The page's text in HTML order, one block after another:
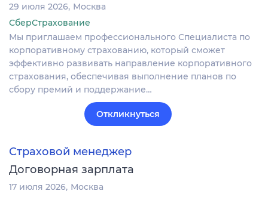
29 июля 2026 Москва
СберСтрахование
Мы приглашаем профессионального Специалиста по
корпоративному страхованию, который сможет
эффективно развивать направление корпоративного
страхования, обеспечивая выполнение планов по
сбору премий и поддержание…
Откликнуться
Страховой менеджер
Договорная зарплата
17 июля 2026 Москва